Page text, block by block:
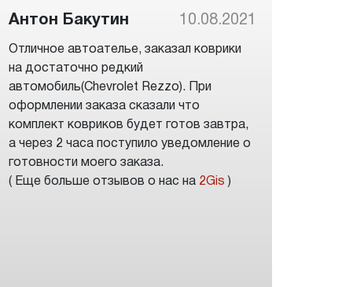
Антон Бакутин 10.08.2021
Отличное автоателье, заказал коврики
на достаточно редкий
автомобиль(Chevrolet Rezzo). При
оформлении заказа сказали что
комплект ковриков будет готов завтра,
а через 2 часа поступило уведомление о
готовности моего заказа.
( Еще больше отзывов о нас на 2Gis )